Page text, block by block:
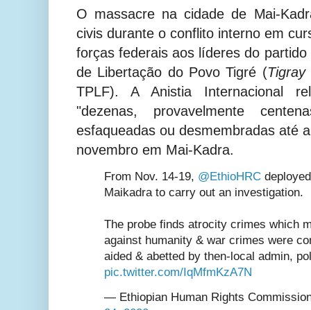
O massacre na cidade de Mai-
civis durante o conflito interno em
forças federais aos líderes do
de Libertação do Povo Tigré (Tigray
TPLF). A Anistia Internacional
"dezenas, provavelmente
esfaqueadas ou desmembradas até
novembro em Mai-Kadra.
From Nov. 14-19, @EthioHRC
Maikadra to carry out an investigation.
The probe finds atrocity crimes which
against humanity & war crimes were
aided & abetted by then-local admin,
pic.twitter.com/IqMfmKzA7N
— Ethiopian Human Rights